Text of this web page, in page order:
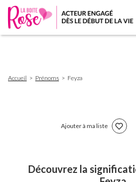
d'Ariane
Accueil Prénoms Feyza
Ajouter à ma liste
Découvrez la